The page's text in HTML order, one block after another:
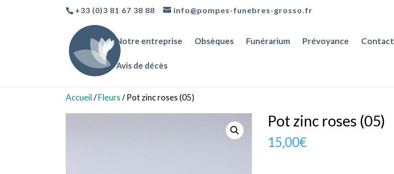
+33 (0)3 81 67 38 88 info@pompes-funebres-grosso.fr
Notre entreprise Obsèques Funérarium Prévoyance Contact
Avis de décès
Accueil/Fleurs/ Pot zinc roses (05)
Pot zinc roses (05)
15,00€